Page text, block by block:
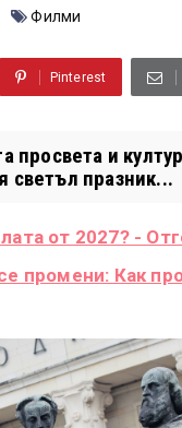
Филми
Pinterest
и
светъл празник...
от 2027? -
промени: Как